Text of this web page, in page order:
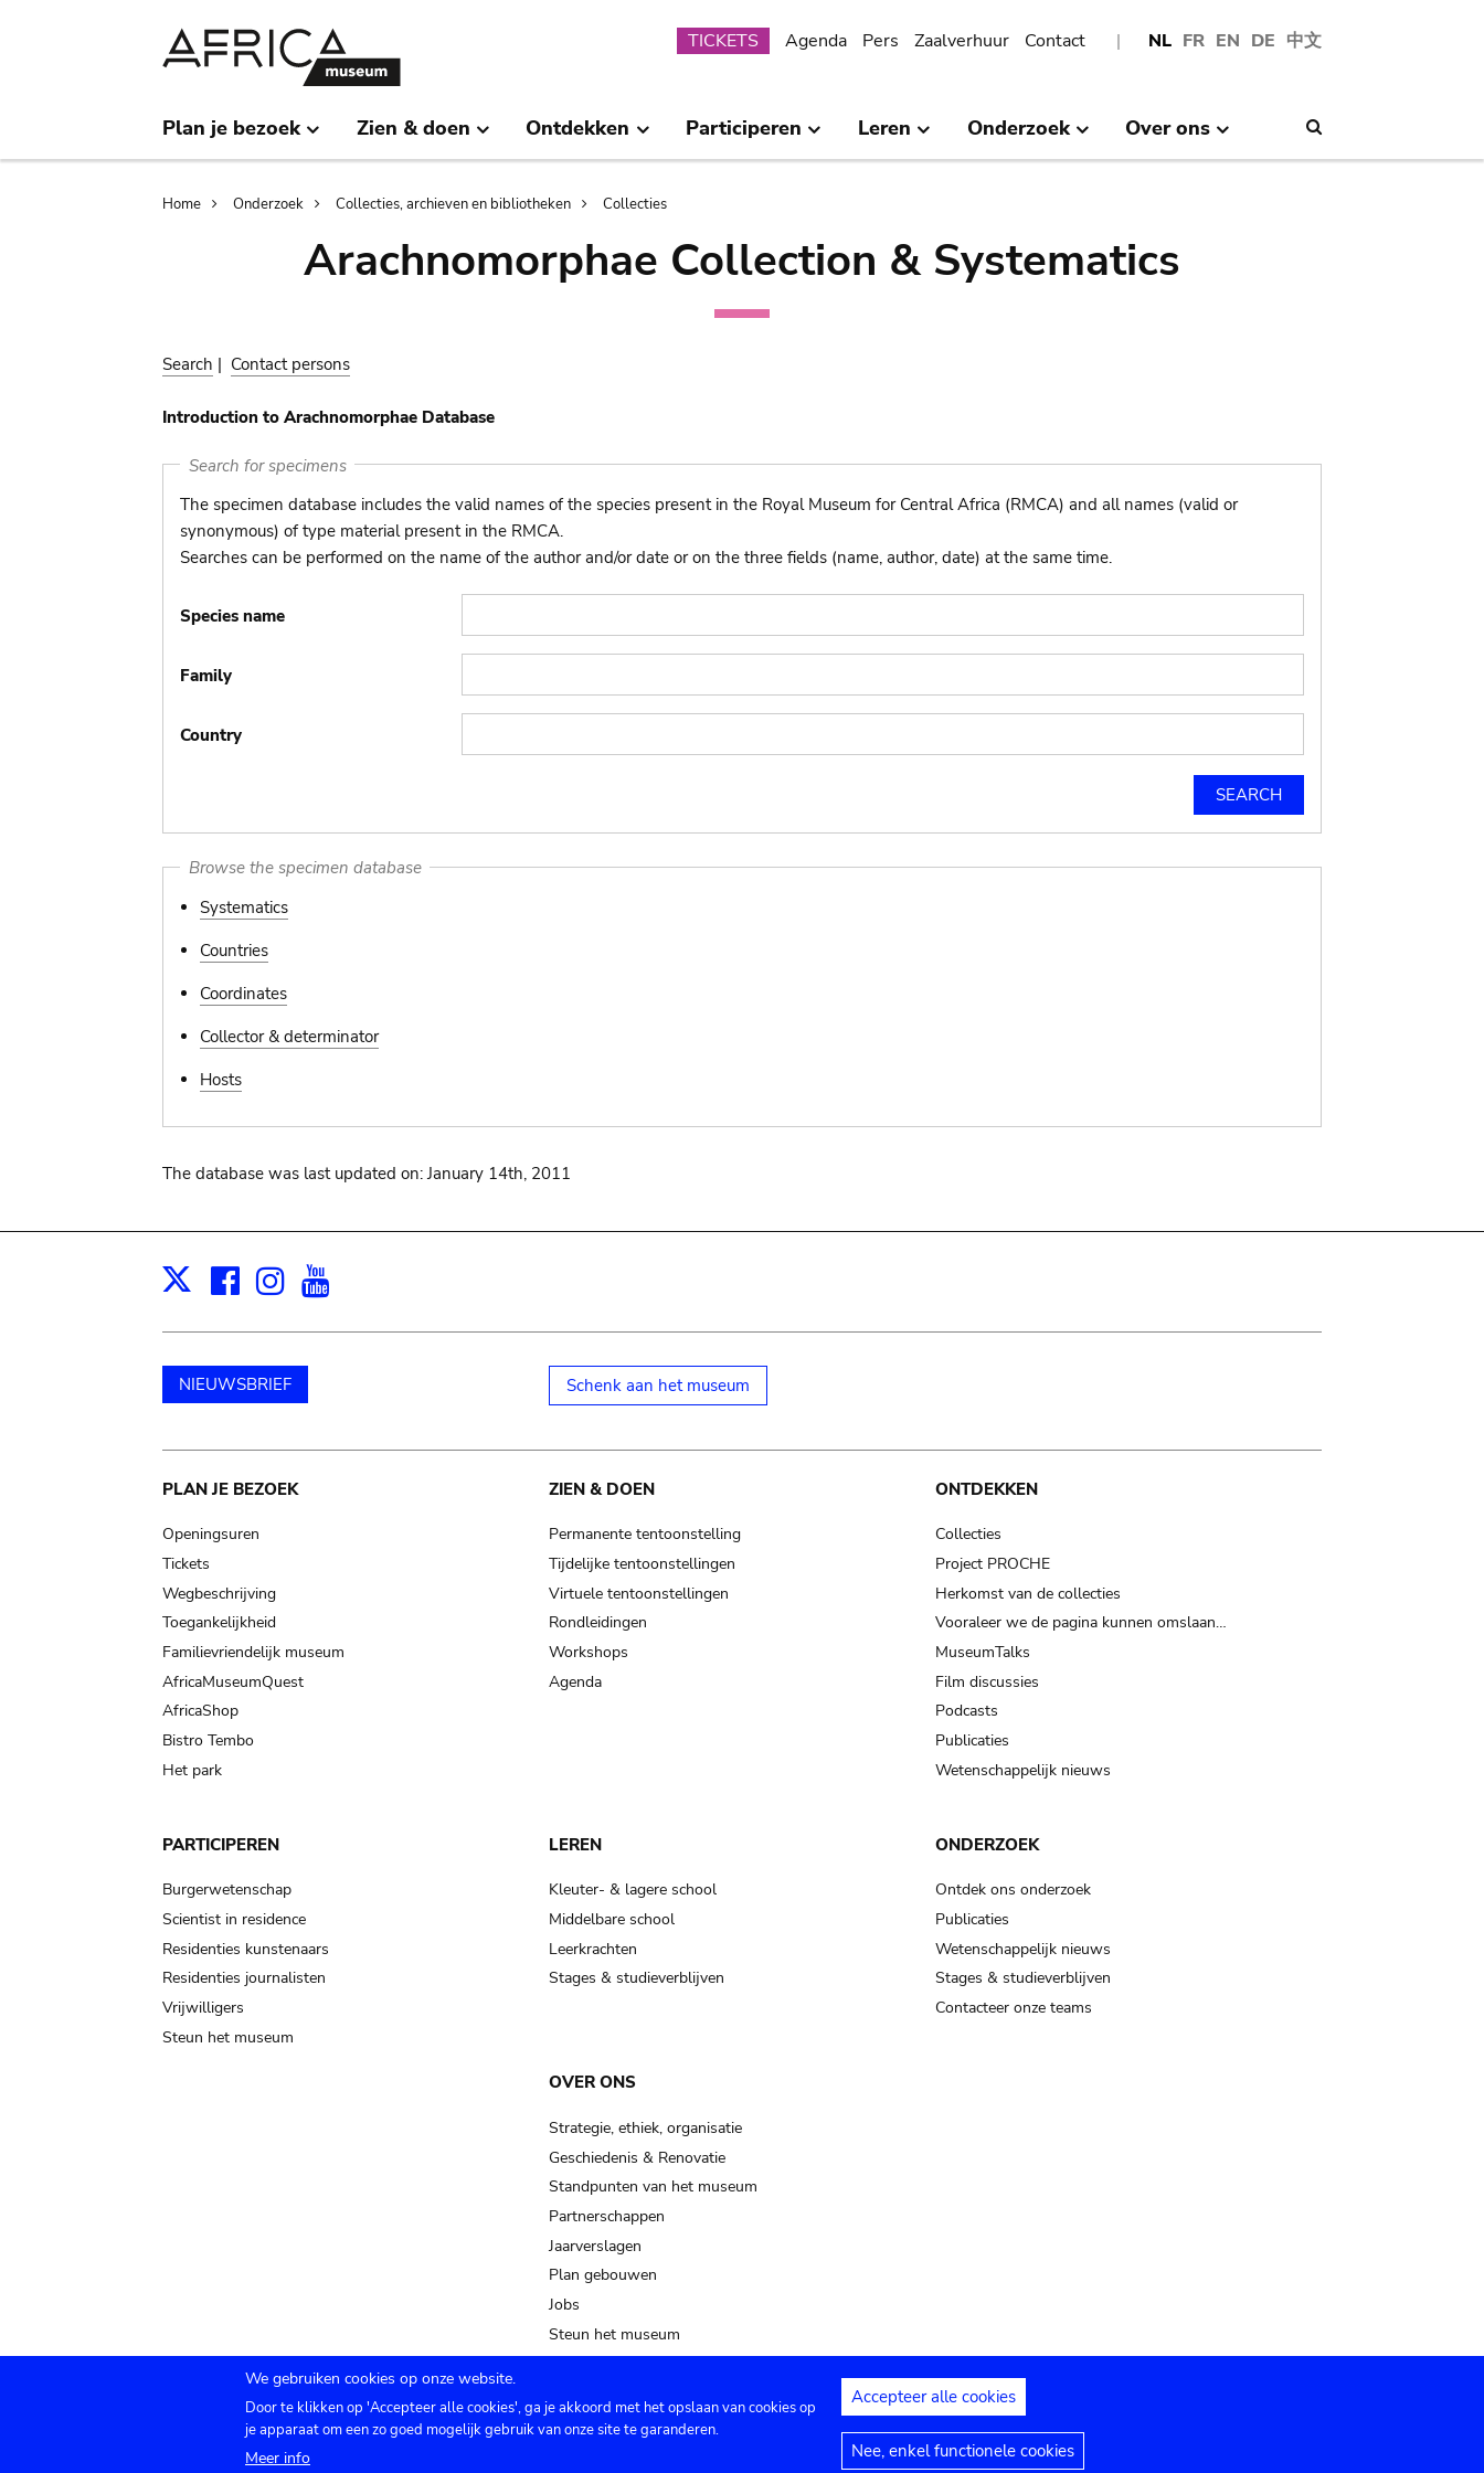
NL FR EN DE 中文
Submenu
TICKETS Agenda Pers Zaalverhuur Contact
Plan je bezoek Zien & doen Ontdekken Participeren Leren Onderzoek Over ons
Breadcrumb
Home Onderzoek Collecties, archieven en bibliotheken Collecties
Arachnomorphae Collection & Systematics
Search | Contact persons
Introduction to Arachnomorphae Database
Search for specimens
The specimen database includes the valid names of the species present in the Royal Museum for Central Africa (RMCA) and all names (valid or
synonymous) of type material present in the RMCA.
Searches can be performed on the name of the author and/or date or on the three fields (name, author, date) at the same time.
Species name
Family
Country
Browse the specimen database
Systematics
Countries
Coordinates
Collector & determinator
Hosts
The database was last updated on: January 14th, 2011
X Facebook
Instagram
NIEUWSBRIEF Schenk aan het museum
Main
navigation
PLAN JE BEZOEK
Openingsuren
Tickets
Wegbeschrijving
Toegankelijkheid
Familievriendelijk museum
AfricaMuseumQuest
AfricaShop
Bistro Tembo
Het park
ZIEN & DOEN
Permanente tentoonstelling
Tijdelijke tentoonstellingen
Virtuele tentoonstellingen
Rondleidingen
Workshops
Agenda
ONTDEKKEN
Collecties
Project PROCHE
Herkomst van de collecties
Vooraleer we de pagina kunnen omslaan…
MuseumTalks
Film discussies
Podcasts
Publicaties
Wetenschappelijk nieuws
PARTICIPEREN
Burgerwetenschap
Scientist in residence
Residenties kunstenaars
Residenties journalisten
Vrijwilligers
Steun het museum
LEREN
Kleuter- & lagere school
Middelbare school
Leerkrachten
Stages & studieverblijven
ONDERZOEK
Ontdek ons onderzoek
Publicaties
Wetenschappelijk nieuws
Stages & studieverblijven
Contacteer onze teams
OVER ONS
Strategie, ethiek, organisatie
Geschiedenis & Renovatie
Standpunten van het museum
Partnerschappen
Jaarverslagen
Plan gebouwen
Jobs
Steun het museum
Submenu
Agenda Pers Zaalverhuur Contact Privacy instellingen Juridische mededelingen
We gebruiken cookies op onze website.
Door te klikken op 'Accepteer alle cookies', ga je akkoord met het opslaan van cookies op
je apparaat om een zo goed mogelijk gebruik van onze site te garanderen.
Meer info
Accepteer alle cookies
Nee, enkel functionele cookies